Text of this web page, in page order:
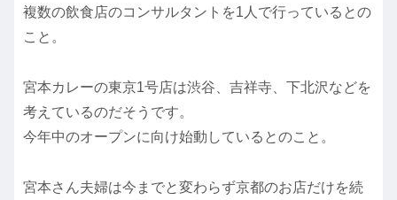
複数の飲食店のコンサルタントを1人で行っているとの
こと。
宮本カレーの東京1号店は渋谷、吉祥寺、下北沢などを
考えているのだそうです。
今年中のオープンに向け始動しているとのこと。
宮本さん夫婦は今までと変わらず京都のお店だけを続